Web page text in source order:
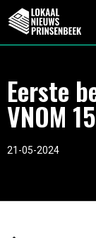
Eerste
VNOM
21-05-2024